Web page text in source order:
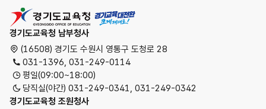
경기도교육청
경기도교육청 남부청사
(16508) 경기도 수원시 영통구 도청로 28
031-1396, 031-249-0114
평일(09:00~18:00)
당직실(야간) 031-249-0341, 031-249-0342
경기도교육청 조원청사